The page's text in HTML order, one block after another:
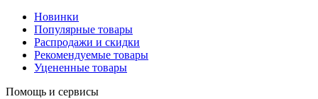
Новинки
Популярные товары
Распродажи и скидки
Рекомендуемые товары
Уцененные товары
Помощь и сервисы